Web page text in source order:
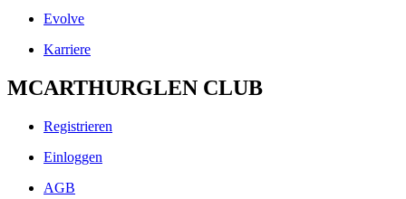
Evolve
Karriere
MCARTHURGLEN CLUB
Registrieren
Einloggen
AGB